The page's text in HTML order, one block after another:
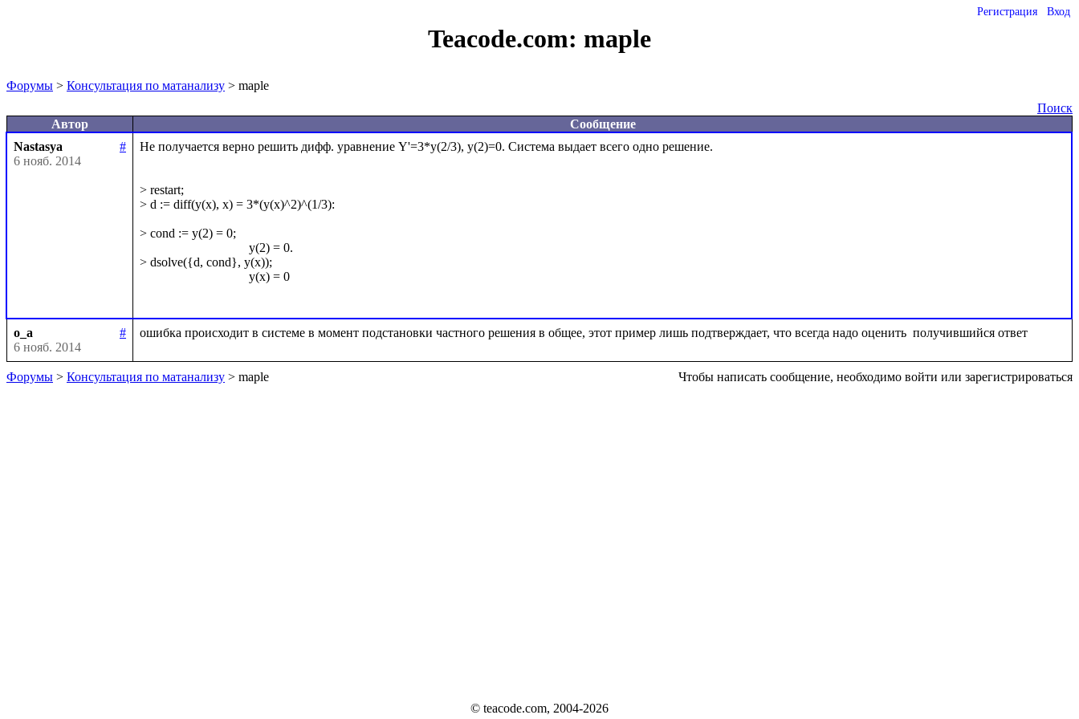
Регистрация Вход
Teacode.com: maple
Форумы > Консультация по матанализу > maple
Поиск
Автор
Сообщение
Nastasya
#
6 нояб. 2014
Не получается верно решить дифф. уравнение Y'=3*y(2/3), y(2)=0. Система выдает всего одно решение.
> restart;
> d := diff(y(x), x) = 3*(y(x)^2)^(1/3):
> cond := y(2) = 0;
> dsolve({d, cond}, y(x));
o_a
#
6 нояб. 2014
Форумы > Консультация по матанализу > maple Чтобы написать сообщение, необходимо войти или зарегистрироваться
© teacode.com, 2004-2026